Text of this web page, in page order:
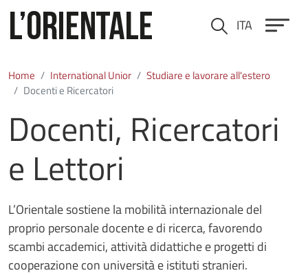
Cerca ITA
Home International Unior
Studiare e lavorare all'estero
Docenti e Ricercatori
Docenti, Ricercatori
e Lettori
L’Orientale sostiene la mobilità internazionale del
proprio personale docente e di ricerca, favorendo
scambi accademici, attività didattiche e progetti di
cooperazione con università e istituti stranieri.